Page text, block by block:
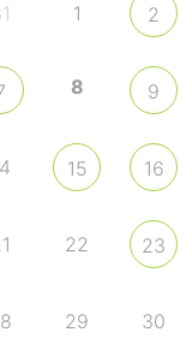
1 2
8 9
15 16
22 23
29 30